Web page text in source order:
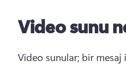
Video sunu
Video sunular; bir